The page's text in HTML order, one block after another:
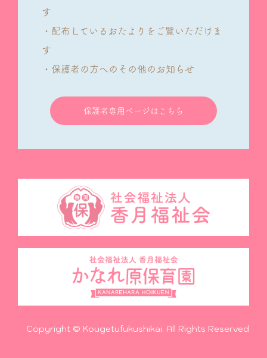
す
・配布しているおたよりをご覧いただけま
す
・保護者の方へのその他のお知らせ
保護者専用ページはこちら
Copyright © Kougetufukushikai. All Rights Reserved